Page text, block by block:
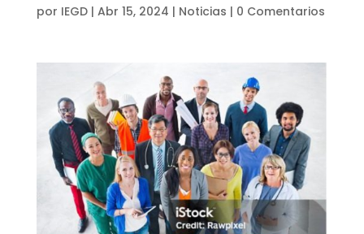
por IEGD| Abr 15, 2024 | Noticias | 0 Comentarios